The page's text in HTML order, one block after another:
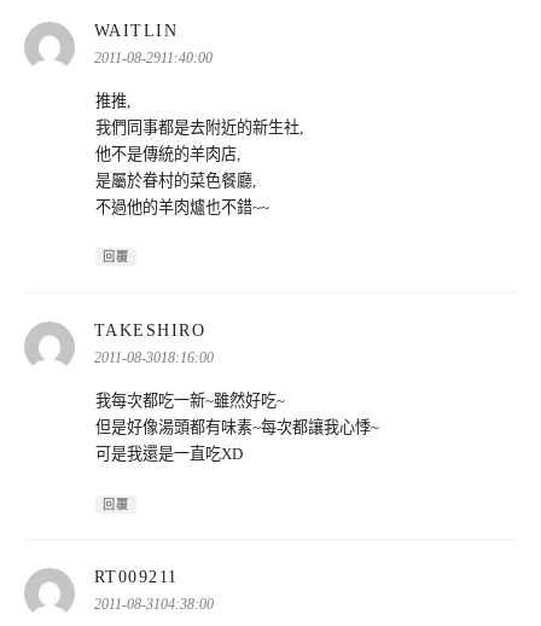
WAITLIN
示:
2011-08-2911:40:00
推推,
我們同事都是去附近的新生社,
他不是傳統的羊肉店,
是屬於眷村的菜色餐廳,
不過他的羊肉爐也不錯~~
回覆
TAKESHIRO
示:
2011-08-3018:16:00
我每次都吃一新~雖然好吃~
但是好像湯頭都有味素~每次都讓我心悸~
可是我還是一直吃XD
回覆
RT009211
示:
2011-08-3104:38:00